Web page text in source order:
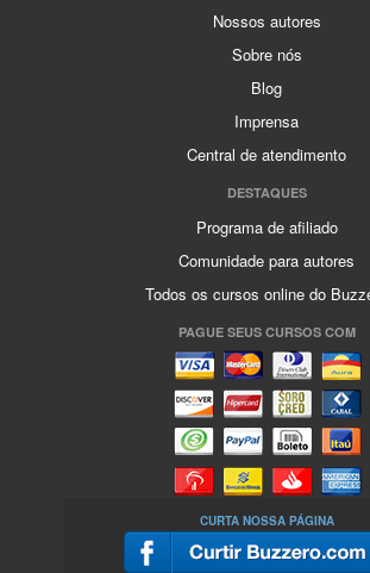
Nossos autores
Sobre nós
Blog
Imprensa
Central de atendimento
DESTAQUES
Programa de afiliado
Comunidade para autores
Todos os cursos online do
PAGUE SEUS CURSOS COM
CURTA NOSSA PÁGINA